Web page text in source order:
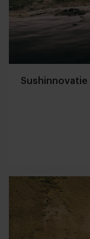
Sushinnovatie